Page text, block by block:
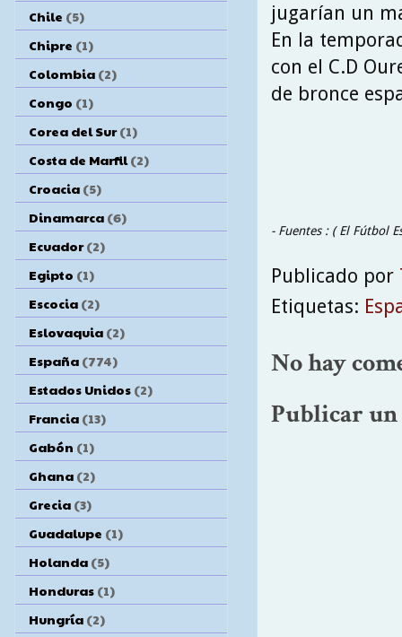
jugarían un
En la
con el C.D
de bronce
- Fuentes : ( El Fútbol
Publicado por
Etiquetas:
No hay
Publicar
Chile (5)
Chipre (1)
Colombia (2)
Congo (1)
Corea del Sur (1)
Costa de Marfil (2)
Croacia (5)
Dinamarca (6)
Ecuador (2)
Egipto (1)
Escocia (2)
Eslovaquia (2)
España (774)
Estados Unidos (2)
Francia (13)
Gabón (1)
Ghana (2)
Grecia (3)
Guadalupe (1)
Holanda (5)
Honduras (1)
Hungría (2)